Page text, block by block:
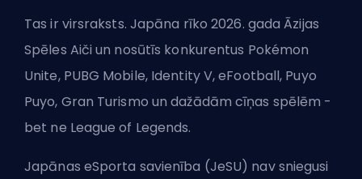
Tas ir virsraksts. Japāna rīko 2026. gada Āzijas
Spēles Aiči un nosūtīs konkurentus Pokémon
Unite, PUBG Mobile, Identity V, eFootball, Puyo
Puyo, Gran Turismo un dažādām cīņas spēlēm -
bet ne League of Legends.
Japānas eSporta savienība (JeSU) nav sniegusi